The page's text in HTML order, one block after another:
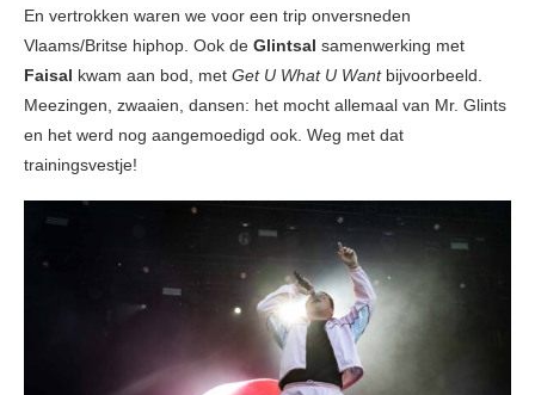
En vertrokken waren we voor een trip onversneden
Vlaams/Britse hiphop. Ook de Glintsal samenwerking met
Faisal kwam aan bod, met Get U What U Wantbijvoorbeeld.
Meezingen, zwaaien, dansen: het mocht allemaal van Mr. Glints
en het werd nog aangemoedigd ook. Weg met dat
trainingsvestje!